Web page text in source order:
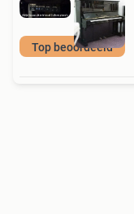
Top beoordeeld